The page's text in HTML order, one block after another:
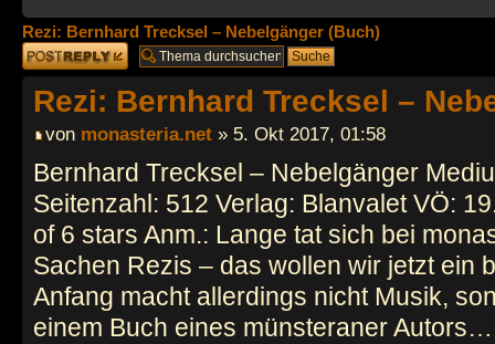
Rezi: Bernhard Trecksel – Nebelgänger (Buch)
Antwort erstellen
Rezi: Bernhard Trecksel –
von monasteria.net » 5. Okt 2017, 01:58
Bernhard Trecksel – Nebelgänger
Seitenzahl: 512 Verlag: Blanvalet VÖ:
of 6 stars Anm.: Lange tat sich bei
Sachen Rezis – das wollen wir jetzt ein
Anfang macht allerdings nicht Musik,
einem Buch eines münsteraner